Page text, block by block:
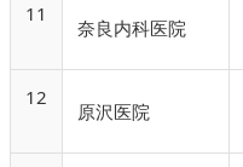
11
奈良内科医院
12
原沢医院